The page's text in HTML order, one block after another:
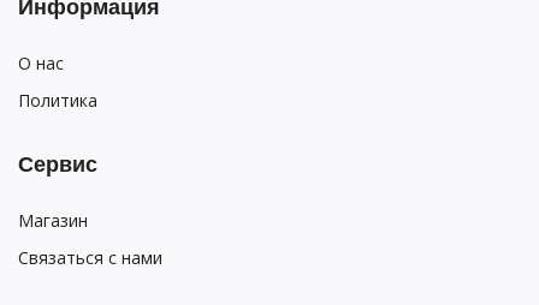
Информация
О нас
Политика
Сервис
Магазин
Связаться с нами